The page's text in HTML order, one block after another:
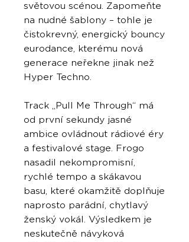
světovou scénou. Zapomeňte
na nudné šablony – tohle je
čistokrevný, energický bouncy
eurodance, kterému nová
generace neřekne jinak než
Hyper Techno.
Track „Pull Me Through“ má
od první sekundy jasné
ambice ovládnout rádiové éry
a festivalové stage. Frogo
nasadil nekompromisní,
rychlé tempo a skákavou
basu, které okamžitě doplňuje
naprosto parádní, chytlavý
ženský vokál. Výsledkem je
neskutečně návyková